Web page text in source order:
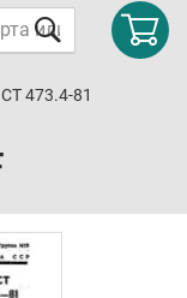
473.4-81